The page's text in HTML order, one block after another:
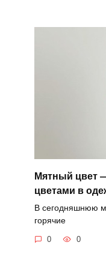
Мятный цвет
цветами в
В сегодняшнюю
горячие
0 0